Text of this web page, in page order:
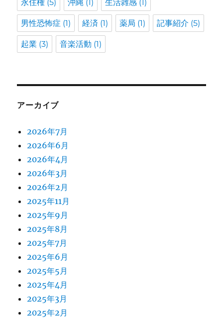
永住権 (5) 沖縄 (1) 生活雑感 (1)
男性恐怖症 (1) 経済 (1) 薬局 (1) 記事紹介 (5)
起業 (3) 音楽活動 (1)
アーカイブ
2026年7月
2026年6月
2026年4月
2026年3月
2026年2月
2025年11月
2025年9月
2025年8月
2025年7月
2025年6月
2025年5月
2025年4月
2025年3月
2025年2月